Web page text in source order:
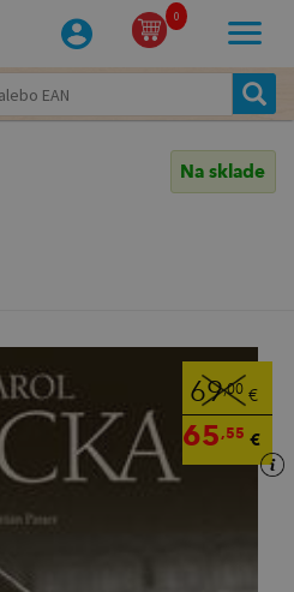
0
Na sklade
69,00 €
65,55 €